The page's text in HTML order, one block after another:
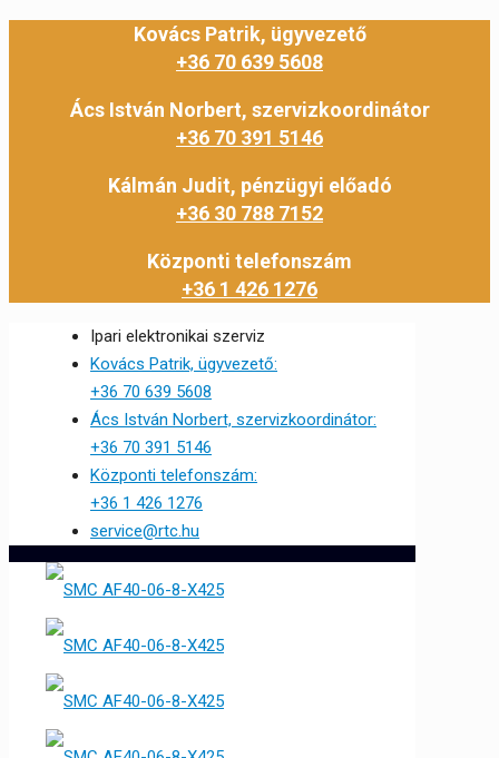
Kovács Patrik, ügyvezető
+36 70 639 5608
Ács István Norbert, szervizkoordinátor
+36 70 391 5146
Kálmán Judit, pénzügyi előadó
+36 30 788 7152
Központi telefonszám
+36 1 426 1276
Ipari elektronikai szerviz
Kovács Patrik, ügyvezető:
+36 70 639 5608
Ács István Norbert, szervizkoordinátor:
+36 70 391 5146
Központi telefonszám:
+36 1 426 1276
service@rtc.hu